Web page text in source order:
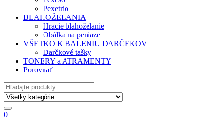
Pexetrio
BLAHOŽELANIA
Hracie blahoželanie
Obálka na peniaze
VŠETKO K BALENIU DARČEKOV
Darčkové tašky
TONERY a ATRAMENTY
Porovnať
Hľadať
0